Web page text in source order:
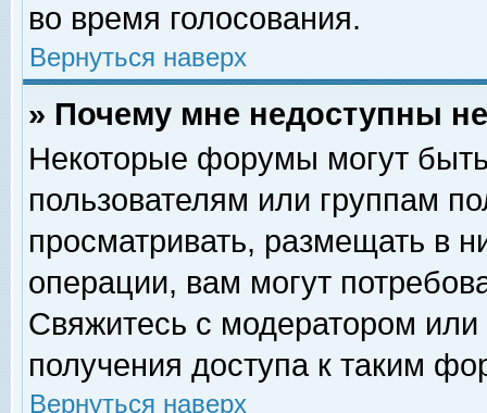
во время голосования.
Вернуться наверх
» Почему мне недоступны
Некоторые форумы могут
пользователям или группам
просматривать, размещать в
операции, вам могут
Свяжитесь с модератором
получения доступа к таким
Вернуться наверх